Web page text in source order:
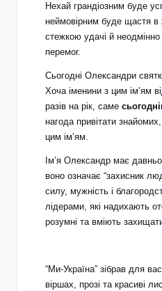
Нехай грандіозним буде
неймовірним буде щастя
стежкою удачі й
перемог.
Сьогодні Олександри
Хоча іменини з цим ім’ям
разів на рік, саме
нагода привітати
цим ім’ям.
Ім’я Олександр має
воно означає “захисник
силу, мужність і
лідерами, які надихають
розумні та вміють
“Ми-Україна” зібрав для
віршах, прозі та красиві